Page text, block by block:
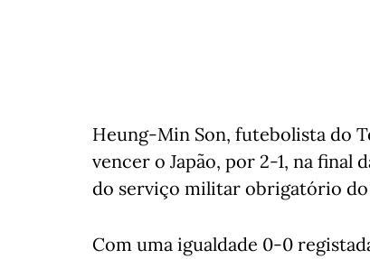
Heung-Min Son, futebolista do
vencer o Japão, por 2-1, na final
do serviço militar obrigatório do
Com uma igualdade 0-0